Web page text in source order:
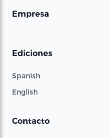
Empresa
Ediciones
Spanish
English
Contacto